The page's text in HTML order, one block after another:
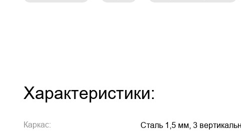
Характеристики:
Каркас:
Сталь 1,5 мм, 3